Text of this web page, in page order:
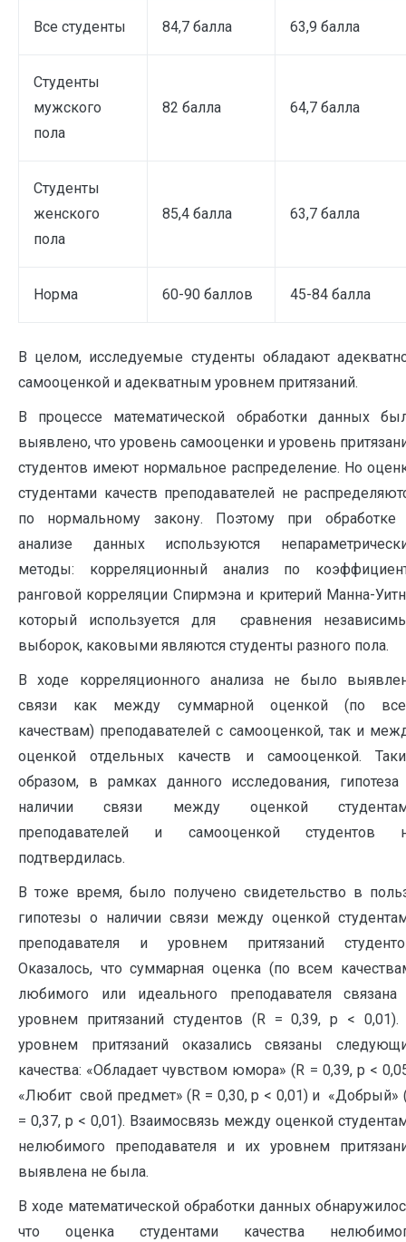
Все студенты 84,7 балла 63,9 балла
Студенты
мужского
пола
82 балла 64,7 балла
Студенты
женского
пола
85,4 балла 63,7 балла
Норма 60-90 баллов 45-84 балла
В целом, исследуемые студенты обладают
самооценкой и адекватным уровнем притязаний.
В процессе математической обработки данных
выявлено, что уровень самооценки и уровень
студентов имеют нормальное распределение. Но
студентами качеств преподавателей не
по нормальному закону. Поэтому при обработке
анализе данных используются
методы: корреляционный анализ по
ранговой корреляции Спирмэна и критерий Манна-
который используется для сравнения
выборок, каковыми являются студенты разного пола.
В ходе корреляционного анализа не было
связи как между суммарной оценкой (по
качествам) преподавателей с самооценкой, так и
оценкой отдельных качеств и самооценкой.
образом, в рамках данного исследования,
наличии связи между оценкой
преподавателей и самооценкой студентов
подтвердилась.
В тоже время, было получено свидетельство в
гипотезы о наличии связи между оценкой
преподавателя и уровнем притязаний
Оказалось, что суммарная оценка (по всем
любимого или идеального преподавателя
уровнем притязаний студентов (R = 0,39, p <
уровнем притязаний оказались связаны
качества: «Обладает чувством юмора» (R = 0,39, p <
«Любит свой предмет» (R = 0,30, p < 0,01) и «Добрый»
= 0,37, p < 0,01). Взаимосвязь между оценкой
нелюбимого преподавателя и их уровнем
выявлена не была.
В ходе математической обработки данных
что оценка студентами качества